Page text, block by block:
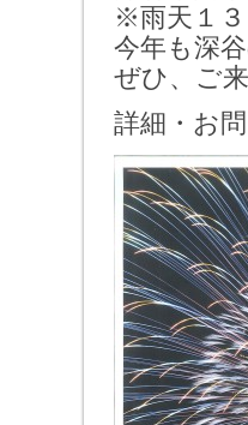
※雨天１
今年も深
ぜひ、ご
詳細・お